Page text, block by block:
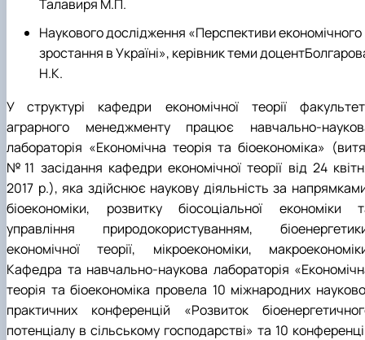
Талавиря М.П.
Наукового дослідження «Перспективи економічного
зростання в Україні», керівник теми
Н.К.
У структурі кафедри економічної теорії
аграрного менеджменту працює навчально-
лабораторія «Економічна теорія та біоекономіка»
№11 засідання кафедри економічної теорії від 24
2017 р.), яка здійснює наукову діяльність за
біоекономіки, розвитку біосоціальної економіки
управління природокористуванням,
економічної теорії, мікроекономіки,
Кафедра та навчально-наукова лабораторія
теорія та біоекономіка провела 10 міжнародних
практичних конференцій «Розвиток
потенціалу в сільському господарстві» та 10